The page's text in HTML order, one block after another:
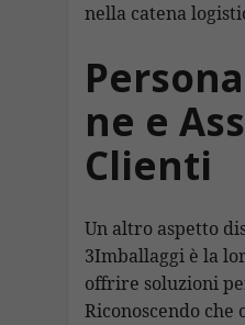
nella catena
ne e
Clienti
Un altro aspetto
3Imballaggi è la
offrire soluzioni
Riconoscendo che